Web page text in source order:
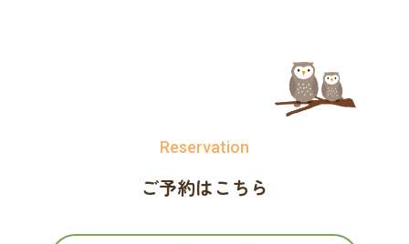
Reservation
ご予約はこちら